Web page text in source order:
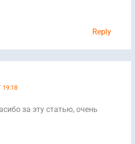
Reply
19:18
за эту статью, очень